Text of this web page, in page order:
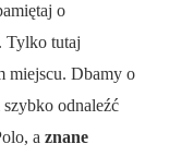
o
Tylko tutaj
miejscu. Dbamy o
odnaleźć
a znane